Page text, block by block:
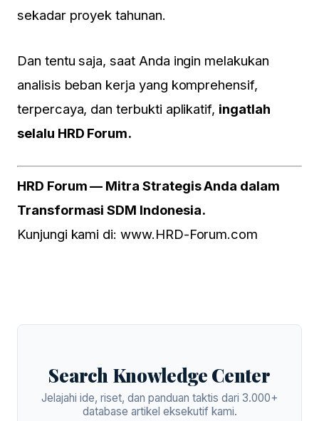
sekadar proyek tahunan.
Dan tentu saja, saat Anda ingin melakukan
analisis beban kerja yang komprehensif,
terpercaya, dan terbukti aplikatif, ingatlah
selalu HRD Forum.
HRD Forum — Mitra Strategis Anda dalam
Transformasi SDM Indonesia.
Kunjungi kami di:www.HRD-Forum.com
Search Knowledge Center
Jelajahi ide, riset, dan panduan taktis dari 3.000+
database artikel eksekutif kami.